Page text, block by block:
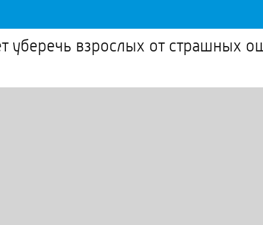
уберечь взрослых от страшных